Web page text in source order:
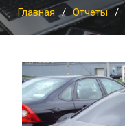
Главная Отчеты